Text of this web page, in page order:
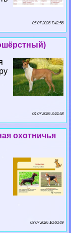
05 07 2026 7:42:56
04 07 2026 3:44:58
охотничья
03 07 2026 10:40:49